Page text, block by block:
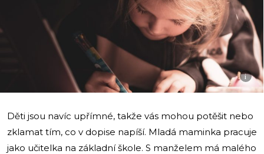
i
Děti jsou navíc upřímné, takže vás mohou potěšit nebo
zklamat tím, co v dopise napíší. Mladá maminka pracuje
jako učitelka na základní škole. S manželem má malého